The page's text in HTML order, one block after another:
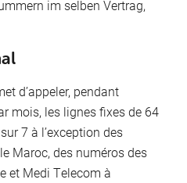
im selben Vertrag,
d’appeler, pendant
mois, les lignes fixes de 64
7 à l’exception des
Maroc, des numéros des
et Medi Telecom à